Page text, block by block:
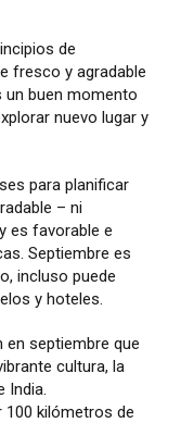
de
fresco y agradable
un buen momento
nuevo lugar y
para planificar
– ni
es favorable e
Septiembre es
incluso puede
y hoteles.
septiembre que
cultura, la
India.
100 kilómetros de